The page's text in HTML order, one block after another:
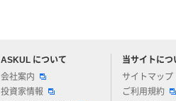
ASKUL について
会社案内
投資家情報
当サイトにつ
サイトマップ
ご利用規約
アスクルについてお気軽にご質問ください